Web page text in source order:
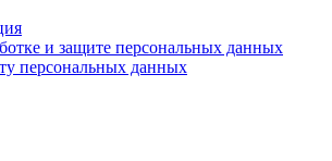
и защите персональных данных
персональных данных